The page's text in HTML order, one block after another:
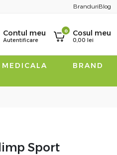
BranduriBlog
Contul meu
Autentificare
0 Cosul meu
0,00 lei
BRAND
Sport